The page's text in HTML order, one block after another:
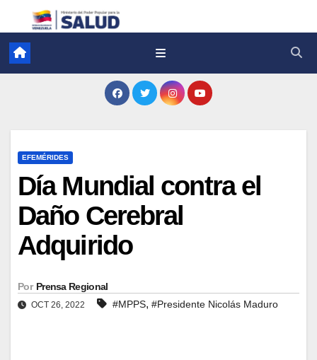
EFEMÉRIDES
Día Mundial contra el
Daño Cerebral
Adquirido
Por Prensa Regional
OCT 26, 2022 #MPPS, #Presidente Nicolás Maduro